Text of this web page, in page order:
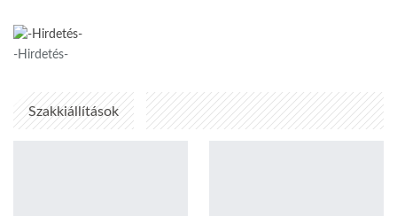
-Hirdetés-
Szakkiállítások